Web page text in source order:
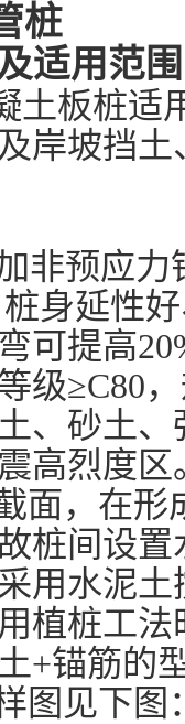
桩
适用范围
土板桩适
岸坡挡
非预应
身延性
可提高
级≥C80
、砂土
高烈度区
面，在形
桩间设
用水泥
植桩工
+锚筋的
图见下图